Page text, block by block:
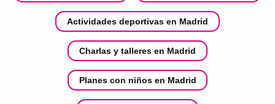
Actividades deportivas en Madrid
Charlas y talleres en Madrid
Planes con niños en Madrid